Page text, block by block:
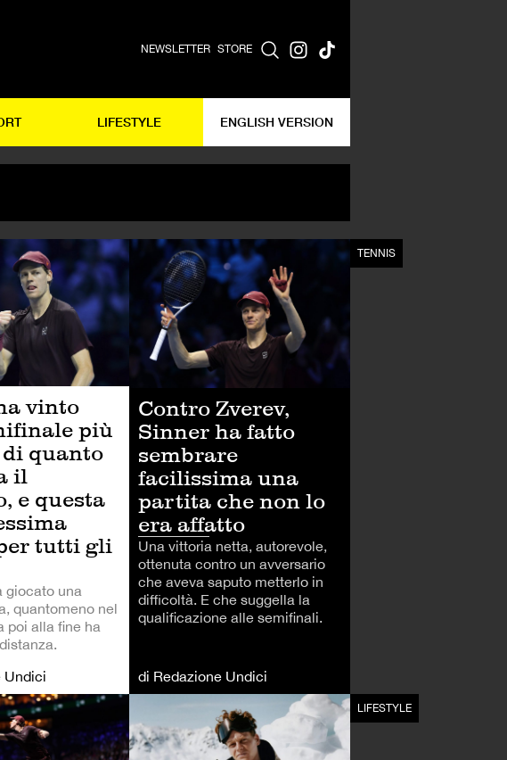
NEWSLETTER STORE
LIFESTYLE ENGLISH VERSION
TENNIS
vinto
più
quanto
il
e questa
tutti gli
giocato una
quantomeno nel
poi alla fine ha
Undici
TENNIS
Contro Zverev,
Sinner ha fatto
sembrare
facilissima una
partita che non lo
era affatto
Una vittoria netta, autorevole,
ottenuta contro un avversario
che aveva saputo metterlo in
difficoltà. E che suggella la
qualificazione alle semifinali.
di Redazione Undici
LIFESTYLE